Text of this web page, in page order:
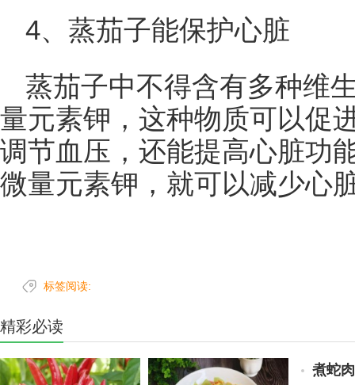
4、蒸茄子能保护心脏
蒸茄子中不得含有多种维
量元素钾，这种物质可以促
调节血压，还能提高心脏功
微量元素钾，就可以减少心
标签阅读:
精彩必读
煮蛇